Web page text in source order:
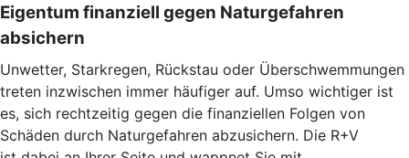
Eigentum finanziell gegen Naturgefahren
absichern
Unwetter, Starkregen, Rückstau oder Überschwemmungen
treten inzwischen immer häufiger auf. Umso wichtiger ist
es, sich rechtzeitig gegen die finanziellen Folgen von
Schäden durch Naturgefahren abzusichern. Die R+V